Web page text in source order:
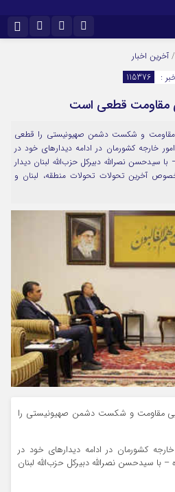
ایتا
/ آخرین اخبار
:
115376
مقاومت قطعی است
مقاومت و شکست دشمن صهیونیستی را قطعی
خارجه کشورمان در ادامه دیدارهای خود در
با سیدحسن نصرالله دبیرکل حزب‌الله لبنان دیدار
آخرین تحولات تحولات منطقه، لبنان و
مقاومت و شکست دشمن صهیونیستی را
خارجه کشورمان در ادامه دیدارهای خود در
– با سیدحسن نصرالله دبیرکل حزب‌الله لبنان